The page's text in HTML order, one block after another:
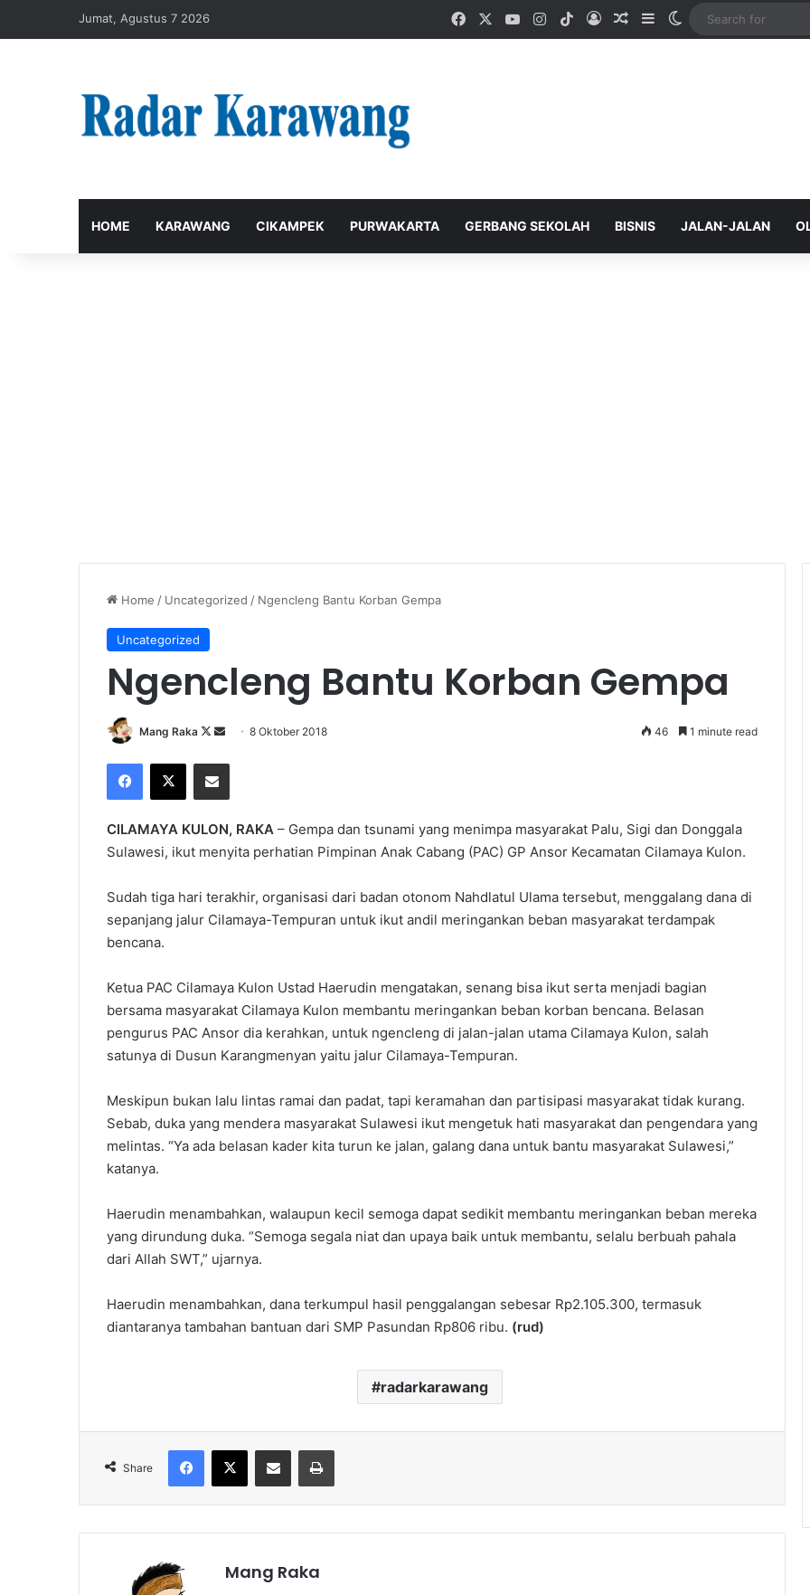
Jumat, Agustus 7 2026 FacebookYouTubeInstagram
TikTokLog InRandom Article
SidebarSwitch skin
HOME KARAWANG CIKAMPEK PURWAKARTA GERBANG SEKOLAH BISNIS JALAN-JALAN
Home / Uncategorized / Ngencleng Bantu Korban Gempa
Uncategorized
Ngencleng Bantu Korban Gempa
Mang Raka
Follow
X
Send8 Oktober 2018 46 1 minute read
Facebook
X Share via Email
CILAMAYA KULON, RAKA – Gempa dan tsunami yang menimpa masyarakat Palu, Sigi dan Donggala
Sulawesi, ikut menyita perhatian Pimpinan Anak Cabang (PAC) GP Ansor Kecamatan Cilamaya Kulon.
Sudah tiga hari terakhir, organisasi dari badan otonom Nahdlatul Ulama tersebut, menggalang dana di
sepanjang jalur Cilamaya-Tempuran untuk ikut andil meringankan beban masyarakat terdampak
bencana.
Ketua PAC Cilamaya Kulon Ustad Haerudin mengatakan, senang bisa ikut serta menjadi bagian
bersama masyarakat Cilamaya Kulon membantu meringankan beban korban bencana. Belasan
pengurus PAC Ansor dia kerahkan, untuk ngencleng di jalan-jalan utama Cilamaya Kulon, salah
satunya di Dusun Karangmenyan yaitu jalur Cilamaya-Tempuran.
Meskipun bukan lalu lintas ramai dan padat, tapi keramahan dan partisipasi masyarakat tidak kurang.
Sebab, duka yang mendera masyarakat Sulawesi ikut mengetuk hati masyarakat dan pengendara yang
melintas. “Ya ada belasan kader kita turun ke jalan, galang dana untuk bantu masyarakat Sulawesi,”
katanya.
Haerudin menambahkan, walaupun kecil semoga dapat sedikit membantu meringankan beban mereka
yang dirundung duka. “Semoga segala niat dan upaya baik untuk membantu, selalu berbuah pahala
dari Allah SWT,” ujarnya.
Haerudin menambahkan, dana terkumpul hasil penggalangan sebesar Rp2.105.300, termasuk
diantaranya tambahan bantuan dari SMP Pasundan Rp806 ribu. (rud)
radarkarawang
Share
Facebook
X Share via Email Print
Mang Raka